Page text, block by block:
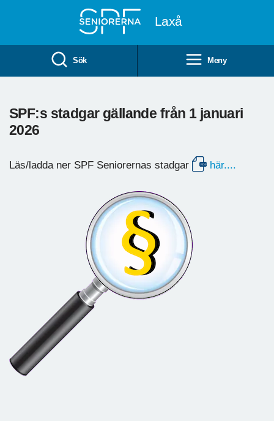
Laxå
Sök Meny
SPF:s stadgar gällande från 1 januari
2026
Läs/ladda ner SPF Seniorernas stadgar här....